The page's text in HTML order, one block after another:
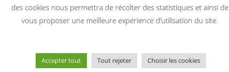
d’informations personnelles dans le respect de la vie privée
l’informatique, aux fichiers et aux libertés.
1978, l’Utilisateur dispose d’un droit d’accès, de rectification, de
L’Utilisateur exerce ce droit :
des cookies nous permettra de récolter des statistiques et ainsi de
vous proposer une meilleure expérience d’utilisation du site.
Accepter tout Tout rejeter Choisir les cookies